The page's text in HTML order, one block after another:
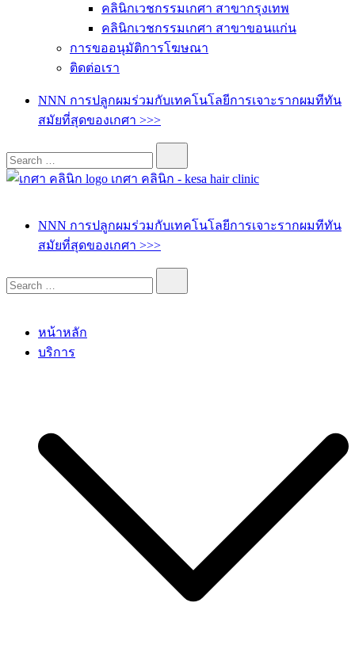
คลินิกเวชกรรมเกศา สาขากรุงเทพ
คลินิกเวชกรรมเกศา สาขาขอนแก่น
การขออนุมัติการโฆษณา
ติดต่อเรา
NNN การปลูกผมร่วมกับเทคโนโลยีการเจาะรากผมทีทัน
สมัยที่สุดของเกศา >>>
NNN การปลูกผมร่วมกับเทคโนโลยีการเจาะรากผมทีทัน
สมัยที่สุดของเกศา >>>
หน้าหลัก
บริการ